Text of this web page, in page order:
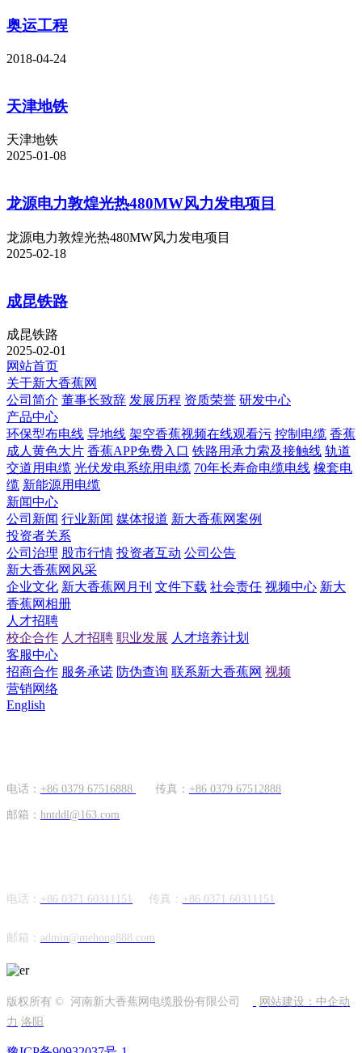
奥运工程
2018-04-24
天津地铁
天津地铁
2025-01-08
龙源电力敦煌光热480MW风力发电项目
龙源电力敦煌光热480MW风力发电项目
2025-02-18
成昆铁路
成昆铁路
2025-02-01
网站首页
关于新大香蕉网
公司简介 董事长致辞 发展历程 资质荣誉 研发中心
产品中心
环保型布电线 导地线 架空香蕉视频在线观看污 控制电缆 香蕉
成人黄色大片 香蕉APP免费入口 铁路用承力索及接触线 轨道
交道用电缆 光伏发电系统用电缆 70年长寿命电缆电线 橡套电
缆 新能源用电缆
新闻中心
公司新闻 行业新闻 媒体报道 新大香蕉网案例
投资者关系
公司治理 股市行情 投资者互动 公司公告
新大香蕉网风采
企业文化 新大香蕉网月刊 文件下载 社会责任 视频中心 新大
香蕉网相册
人才招聘
校企合作 人才招聘 职业发展 人才培养计划
客服中心
招商合作 服务承诺 防伪查询 联系新大香蕉网 视频
营销网络
English
电话： +86 0379 67516888 传真： +86 0379 67512888
邮箱： hntddl@163.com
电话： +86 0371 60311151 传真： +86 0371 60311151
邮箱： admin@mehong888.com
版权所有 © 河南新大香蕉网电缆股份有限公司
网站建设：中企动
力 洛阳